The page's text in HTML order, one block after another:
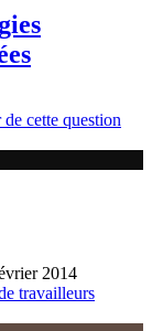
cette question
2014
travailleurs